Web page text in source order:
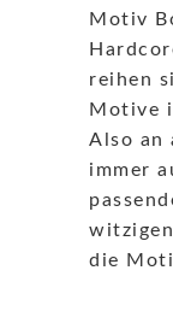
Motiv
reihen
Motive
Also an
immer
die